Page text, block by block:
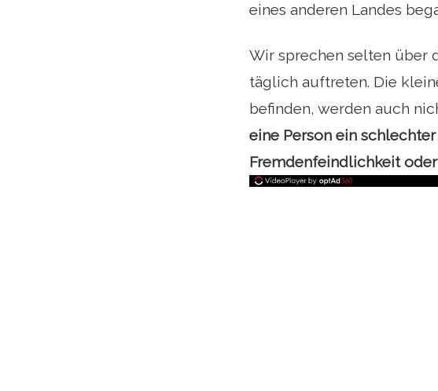
eines anderen Landes
Wir sprechen selten über
täglich auftreten. Die
befinden, werden auch
eine Person ein
Fremdenfeindlichkeit